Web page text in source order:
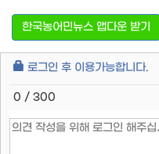
한국농어민뉴스 앱다운 받기
로그인 후 이용가능합니다.
0 / 300